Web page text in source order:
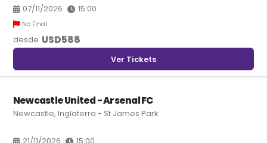
07/11/2026 15:00
No Final
desde USD588
Ver Tickets
Newcastle United - Arsenal FC
Newcastle, Inglaterra - St James Park